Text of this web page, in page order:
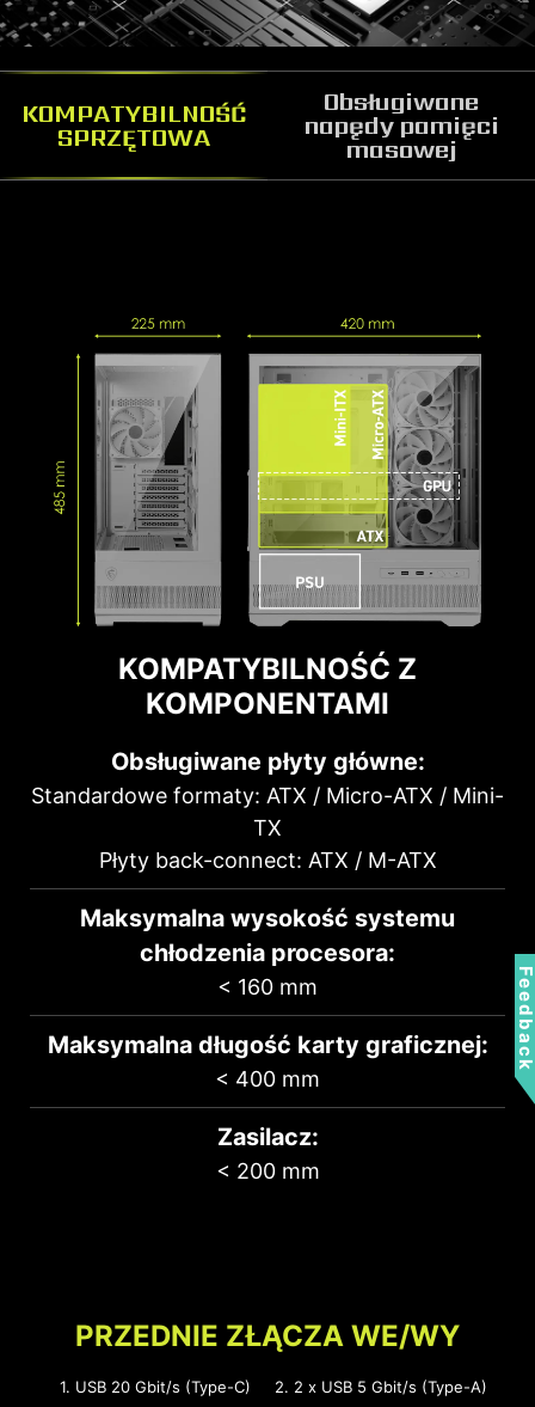
KOMPATYBILNOŚĆ
SPRZĘTOWA
Obsługiwane
napędy pamięci
masowej
KOMPATYBILNOŚĆ Z
KOMPONENTAMI
Obsługiwane płyty główne:
Standardowe formaty: ATX / Micro-ATX / Mini-
TX
Płyty back-connect: ATX / M-ATX
Maksymalna wysokość systemu
chłodzenia procesora:
< 160 mm
Maksymalna długość karty graficznej:
< 400 mm
Zasilacz:
< 200 mm
Stelaż na dysk twardy
PRZEDNIE ZŁĄCZA WE/WY
1. USB 20 Gbit/s (Type-C) 2. 2 x USB 5 Gbit/s (Type-A)